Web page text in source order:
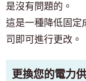
是沒有問題的。
這是一種降低固定
司即可進行更改。
更換您的電力